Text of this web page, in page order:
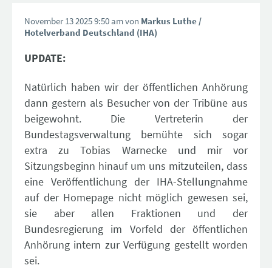
November 13 2025 9:50 am von Markus Luthe/
Hotelverband Deutschland (IHA)
UPDATE:
Natürlich haben wir der öffentlichen Anhörung
dann gestern als Besucher von der Tribüne aus
beigewohnt. Die Vertreterin der
Bundestagsverwaltung bemühte sich sogar
extra zu Tobias Warnecke und mir vor
Sitzungsbeginn hinauf um uns mitzuteilen, dass
eine Veröffentlichung der IHA-Stellungnahme
auf der Homepage nicht möglich gewesen sei,
sie aber allen Fraktionen und der
Bundesregierung im Vorfeld der öffentlichen
Anhörung intern zur Verfügung gestellt worden
sei.